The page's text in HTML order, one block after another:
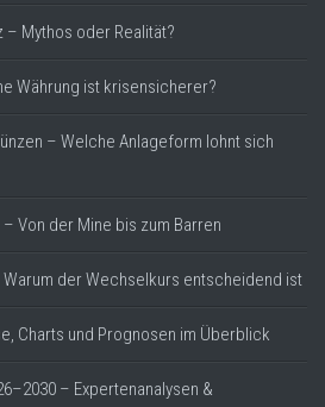
– Mythos oder Realität?
Währung ist krisensicherer?
– Welche Anlageform lohnt sich
Von der Mine bis zum Barren
der Wechselkurs entscheidend ist
Charts und Prognosen im Überblick
– Expertenanalysen &